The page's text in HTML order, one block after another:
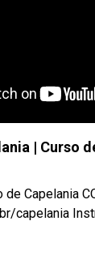
| Curso
Capelania
capelania